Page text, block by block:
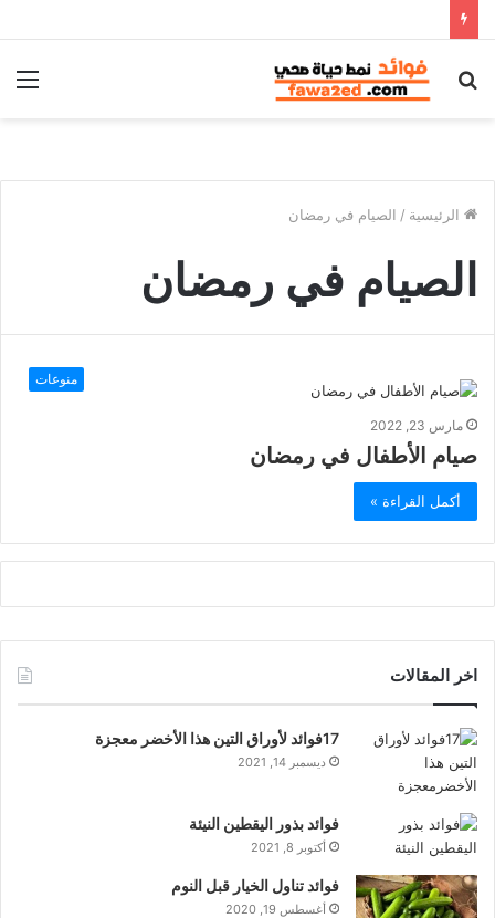
بحث
الرئيسية / الصيام في رمضان
الصيام في رمضان
منوعات
مارس 23, 2022
صيام الأطفال في رمضان
أكمل القراءة »
اخر المقالات
17فوائد لأوراق التين هذا الأخضر معجزة
ديسمبر 14, 2021
فوائد بذور اليقطين النيئة
أكتوبر 8, 2021
فوائد تناول الخيار قبل النوم
أغسطس 19, 2020